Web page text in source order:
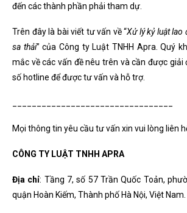
đến các thành phần phải tham dự.
Trên đây là bài viết tư vấn về “Xử lý kỷ luật lao
sa thải” của Công ty Luật TNHH Apra. Quý
mắc về các vấn đề nêu trên và cần được giải
số hotline để được tư vấn và hỗ trợ.
Mọi thông tin yêu cầu tư vấn xin vui lòng liên
CÔNG TY LUẬT TNHH APRA
Địa chỉ: Tầng 7, số 57 Trần Quốc Toản,
quận Hoàn Kiếm, Thành phố Hà Nội, Việt Nam.